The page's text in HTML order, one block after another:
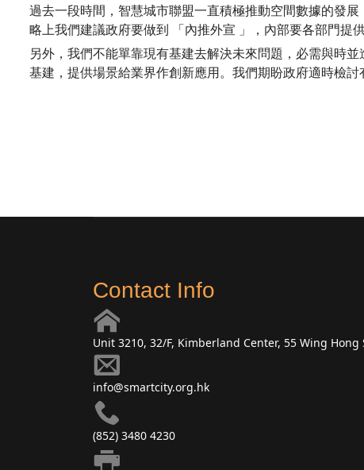
過去一段時間，智慧城市聯盟一直積極推動空間數據的發
略上我們建議政府要做到 「內推外宣 」，內部要各部門提
另外，我們不能單靠現有基建去解決未來問題，必需與時
基建，提供場景給業界作創新應用。我們期盼政府適時檢
Contact Info
Unit 3210, 32/F, Kimberland Center, 55 Wing
info@smartcity.org.hk
(852) 3480 4230